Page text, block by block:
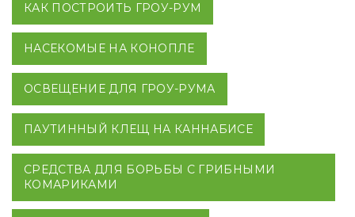
КАК ПОСТРОИТЬ ГРОУ-РУМ
НАСЕКОМЫЕ НА КОНОПЛЕ
ОСВЕЩЕНИЕ ДЛЯ ГРОУ-РУМА
ПАУТИННЫЙ КЛЕЩ НА КАННАБИСЕ
СРЕДСТВА ДЛЯ БОРЬБЫ С ГРИБНЫМИ
КОМАРИКАМИ